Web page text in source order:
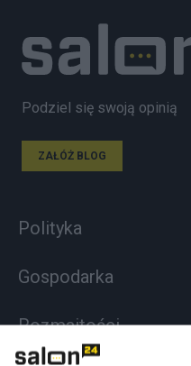
Podziel się swoją opinią
ZAŁÓŻ BLOG
Polityka
Gospodarka
Rozmaitości